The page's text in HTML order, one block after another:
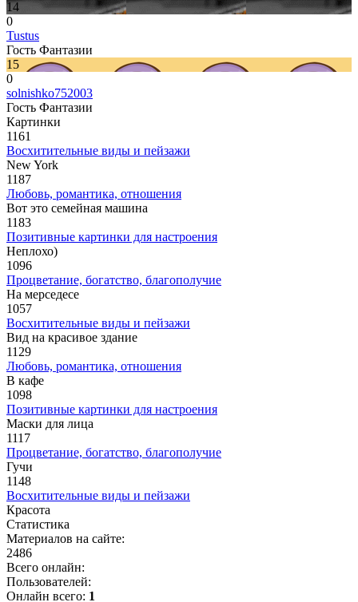
14
0
Tustus
Гость Фантазии
15
0
solnishko752003
Гость Фантазии
Картинки
1161
Восхитительные виды и пейзажи
New York
1187
Любовь, романтика, отношения
Вот это семейная машина
1183
Позитивные картинки для настроения
Неплохо)
1096
Процветание, богатство, благополучие
На мерседесе
1057
Восхитительные виды и пейзажи
Вид на красивое здание
1129
Любовь, романтика, отношения
В кафе
1098
Позитивные картинки для настроения
Маски для лица
1117
Процветание, богатство, благополучие
Гучи
1148
Восхитительные виды и пейзажи
Красота
Статистика
Материалов на сайте:
2486
Всего онлайн:
Пользователей:
Онлайн всего: 1